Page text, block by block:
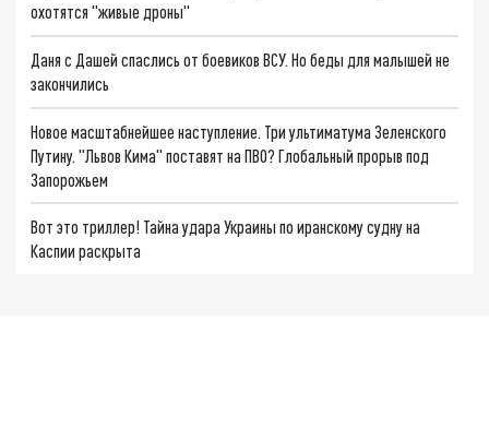
охотятся "живые дроны"
Даня с Дашей спаслись от боевиков ВСУ. Но беды для малышей не
закончились
Новое масштабнейшее наступление. Три ультиматума Зеленского
Путину. "Львов Кима" поставят на ПВО? Глобальный прорыв под
Запорожьем
Вот это триллер! Тайна удара Украины по иранскому судну на
Каспии раскрыта